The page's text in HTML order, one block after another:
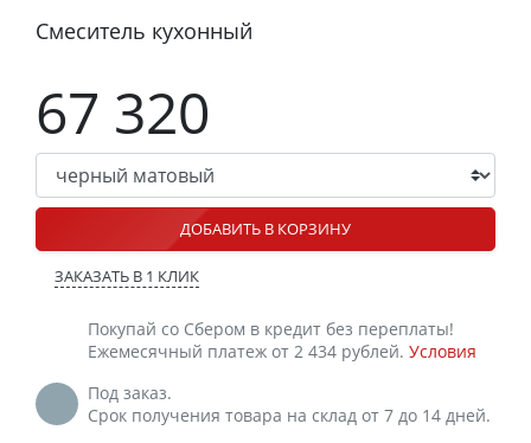
Смеситель кухонный
67 320
ДОБАВИТЬ В КОРЗИНУ
ЗАКАЗАТЬ В 1 КЛИК
Покупай со Сбером в кредит без переплаты!
Ежемесячный платеж от 2 434 рублей. Условия
Под заказ.
Срок получения товара на склад от 7 до 14 дней.